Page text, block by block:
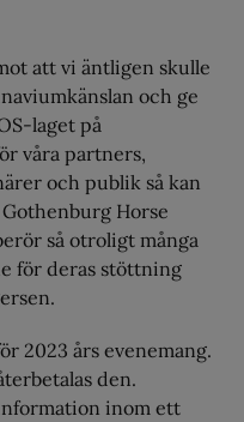
att vi äntligen skulle
och ge
laget på
våra partners,
och publik så kan
Horse
så otroligt många
för deras stöttning
2023 års evenemang.
den.
inom ett